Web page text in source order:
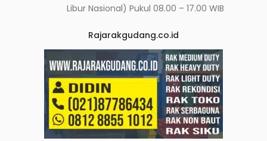
Libur Nasional) Pukul 08.00 – 17.00 WIB
Rajarakgudang.co.id